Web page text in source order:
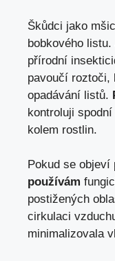
Škůdci jako
bobkového listu.
přírodní
pavoučí roztoči,
opadávání listů.
kontroluji
kolem rostlin.
Pokud se
používám
postižených
cirkulaci
minimalizovala